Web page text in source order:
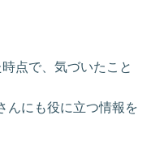
点で、気づいたこと
んにも役に立つ情報を